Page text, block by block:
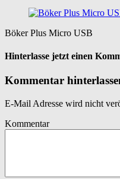
Böker Plus Micro USB
Hinterlasse jetzt einen
Kommentar
E-Mail Adresse wird nicht
Kommentar